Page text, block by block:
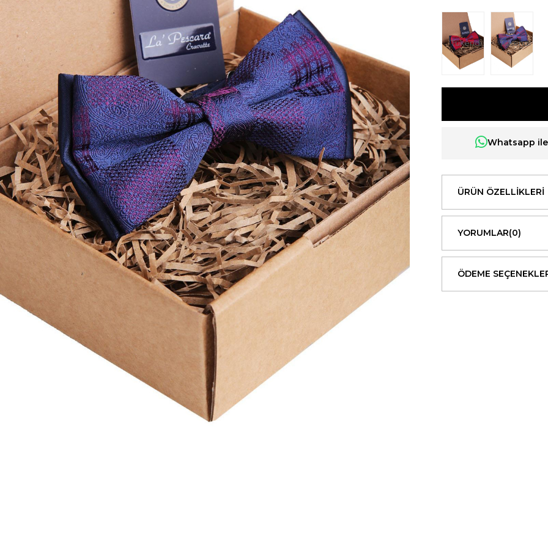
Tükendi Tükendi
Whatsapp
ÜRÜN ÖZELLIKLERI
YORUMLAR(0)
ÖDEME